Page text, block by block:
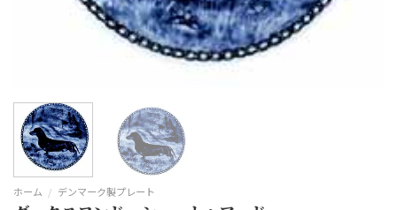
ホーム / デンマーク製プレート